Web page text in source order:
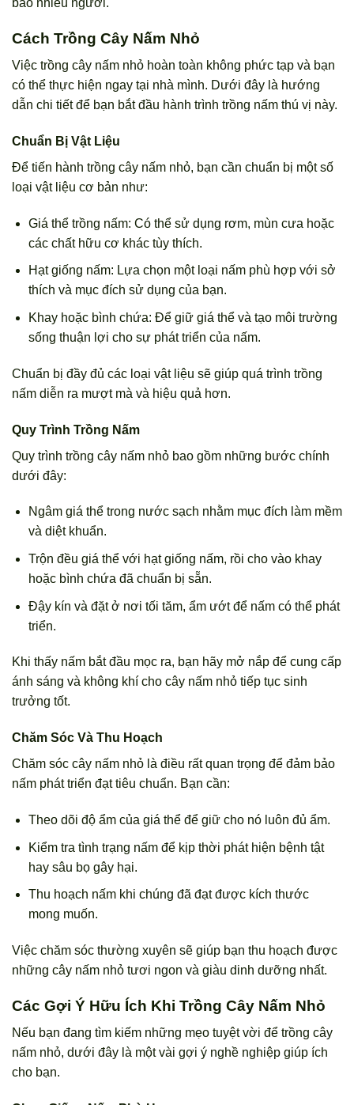
Cách Trồng Cây Nấm Nhỏ
Việc trồng cây nấm nhỏ hoàn toàn không phức tạp và bạn
có thể thực hiện ngay tại nhà mình. Dưới đây là hướng
dẫn chi tiết để bạn bắt đầu hành trình trồng nấm thú vị này.
Chuẩn Bị Vật Liệu
Để tiến hành trồng cây nấm nhỏ, bạn cần chuẩn bị một số
loại vật liệu cơ bản như:
Giá thể trồng nấm: Có thể sử dụng rơm, mùn cưa hoặc
các chất hữu cơ khác tùy thích.
Hạt giống nấm: Lựa chọn một loại nấm phù hợp với sở
thích và mục đích sử dụng của bạn.
Khay hoặc bình chứa: Để giữ giá thể và tạo môi trường
sống thuận lợi cho sự phát triển của nấm.
Chuẩn bị đầy đủ các loại vật liệu sẽ giúp quá trình trồng
nấm diễn ra mượt mà và hiệu quả hơn.
Quy Trình Trồng Nấm
Quy trình trồng cây nấm nhỏ bao gồm những bước chính
dưới đây:
Ngâm giá thể trong nước sạch nhằm mục đích làm mềm
và diệt khuẩn.
Trộn đều giá thể với hạt giống nấm, rồi cho vào khay
hoặc bình chứa đã chuẩn bị sẵn.
Đậy kín và đặt ở nơi tối tăm, ẩm ướt để nấm có thể phát
triển.
Khi thấy nấm bắt đầu mọc ra, bạn hãy mở nắp để cung cấp
ánh sáng và không khí cho cây nấm nhỏ tiếp tục sinh
trưởng tốt.
Chăm Sóc Và Thu Hoạch
Chăm sóc cây nấm nhỏ là điều rất quan trọng để đảm bảo
nấm phát triển đạt tiêu chuẩn. Bạn cần:
Theo dõi độ ẩm của giá thể để giữ cho nó luôn đủ ẩm.
Kiểm tra tình trạng nấm để kịp thời phát hiện bệnh tật
hay sâu bọ gây hại.
Thu hoạch nấm khi chúng đã đạt được kích thước
mong muốn.
Việc chăm sóc thường xuyên sẽ giúp bạn thu hoạch được
những cây nấm nhỏ tươi ngon và giàu dinh dưỡng nhất.
Các Gợi Ý Hữu Ích Khi Trồng Cây Nấm Nhỏ
Nếu bạn đang tìm kiếm những mẹo tuyệt vời để trồng cây
nấm nhỏ, dưới đây là một vài gợi ý nghề nghiệp giúp ích
cho bạn.